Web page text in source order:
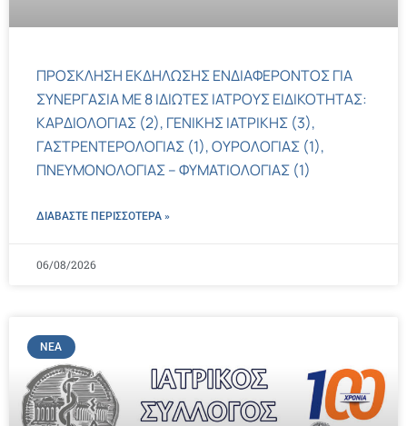
ΠΡΟΣΚΛΗΣΗ ΕΚΔΗΛΩΣΗΣ ΕΝΔΙΑΦΕΡΟΝΤΟΣ ΓΙΑ
ΣΥΝΕΡΓΑΣΙΑ ΜΕ 8 ΙΔΙΩΤΕΣ ΙΑΤΡΟΥΣ ΕΙΔΙΚΟΤΗΤΑΣ:
ΚΑΡΔΙΟΛΟΓΙΑΣ (2), ΓΕΝΙΚΗΣ ΙΑΤΡΙΚΗΣ (3),
ΓΑΣΤΡΕΝΤΕΡΟΛΟΓΙΑΣ (1), ΟΥΡΟΛΟΓΙΑΣ (1),
ΠΝΕΥΜΟΝΟΛΟΓΙΑΣ – ΦΥΜΑΤΙΟΛΟΓΙΑΣ (1)
ΔΙΑΒΑΣΤΕ ΠΕΡΙΣΣΌΤΕΡΑ »
06/08/2026
ΝΈΑ